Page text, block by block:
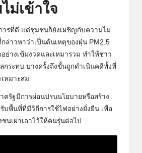
ม่เข้าใจ
ารที่ดี แต่ชุมชนก็ยังเผชิญกับความไม่
ล่าวหาว่าเป็นต้นเหตุของฝุ่น PM2.5
ย่างเข้มงวดและเหมารวม ทำให้ชาว
กระทบ บางครั้งถึงขั้นถูกดำเนินคดีทั้งที่
หมาะสม
ครัฐมีการผ่อนปรนนโยบายหรือสร้าง
บพื้นที่ที่มีวิถีการใช้ไฟอย่างยั่งยืน เพื่อ
นเผ่าเอาไว้ให้คนรุ่นต่อไป